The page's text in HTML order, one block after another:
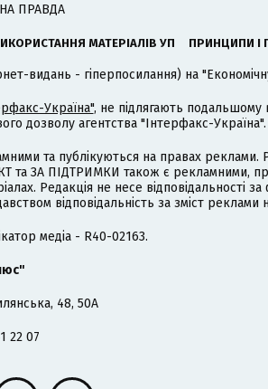
ПРАВДА
МАТЕРІАЛІВ УП ПРИНЦИПИ І
видань - гіперпосилання) на
Україна", не підлягають подальшому
дозволу агентства "Інтерфакс-Україна".
та публікуються на правах реклами.
та ЗА ПІДТРИМКИ також є рекламними,
Редакція не несе відповідальності за
відповідальність за зміст
медіа - R40-02163.
48, 50А
22 07